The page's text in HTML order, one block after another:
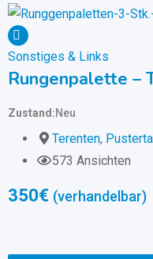
Sonstiges & Links
Rungenpalette –
Zustand Neu
Terenten,
573 Ansichten
350€ (verhandelbar)